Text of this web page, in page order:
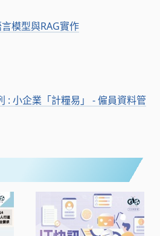
模型與RAG實作
: 小企業「計糧易」 - 僱員資料管